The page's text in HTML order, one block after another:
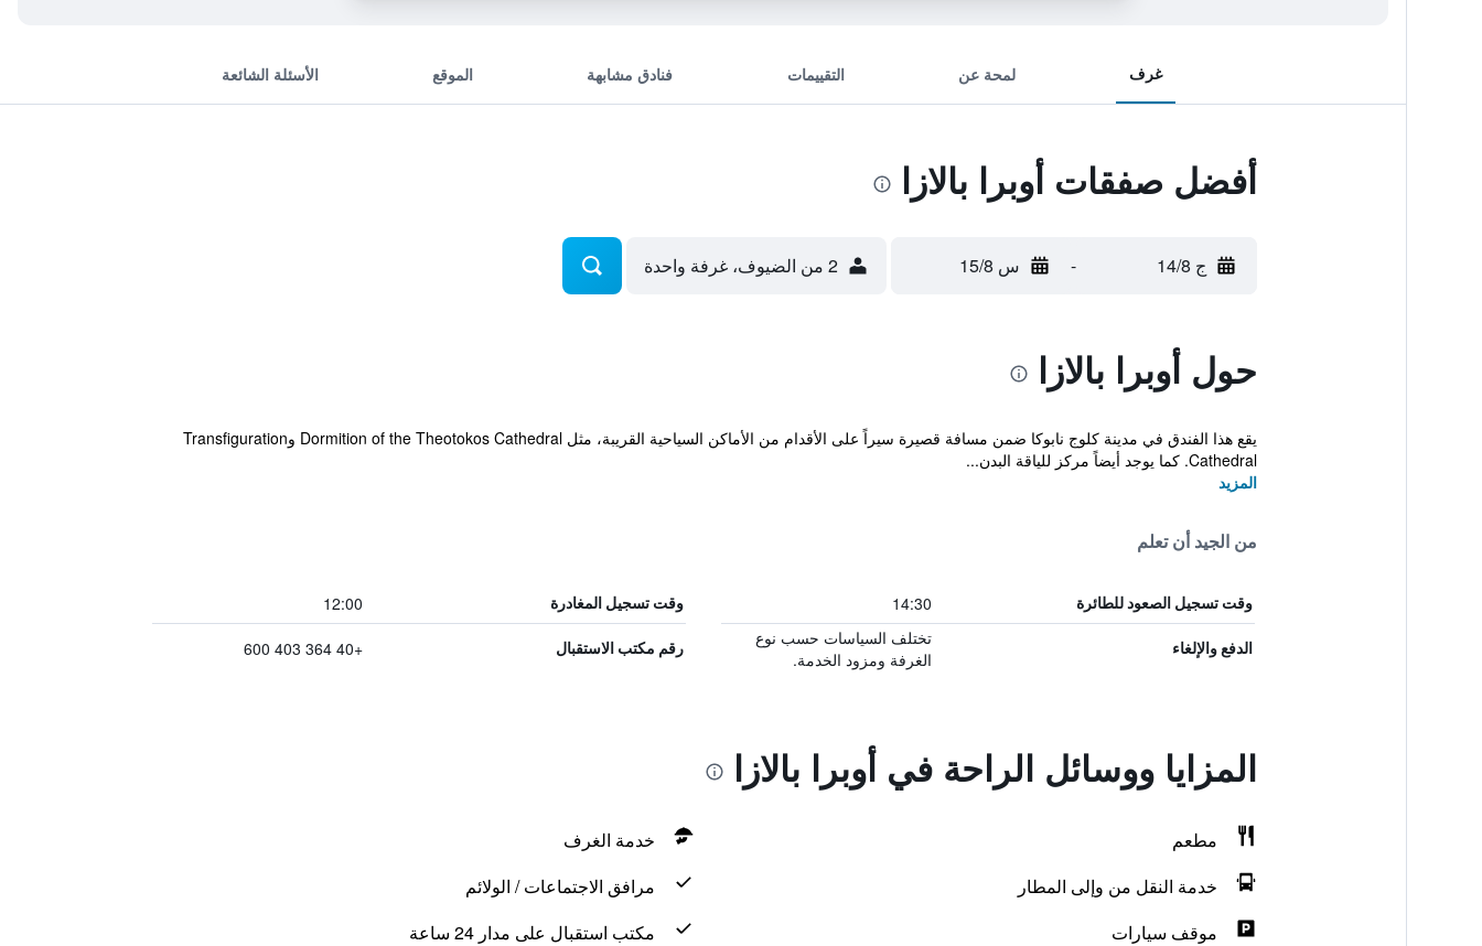
غرف لمحة عن التقييمات فنادق مشابهة الموقع الأسئلة الشائعة
أفضل صفقات أوبرا بالازا
ج 14/8 - س 15/8 2 من الضيوف، غرفة واحدة
حول أوبرا بالازا
يقع هذا الفندق في مدينة كلوج نابوكا ضمن مسافة قصيرة سيراً على الأقدام من الأماكن السياحية القريبة، مثل Dormition of the Theotokos Cathedral وTransfiguration
Cathedral. كما يوجد أيضاً مركز للياقة البدن...
المزيد
من الجيد أن تعلم
وقت تسجيل الصعود للطائرة 14:30 وقت تسجيل المغادرة 12:00
الدفع والإلغاء
تختلف السياسات حسب نوع
الغرفة ومزود الخدمة.
رقم مكتب الاستقبال +40 364 403 600
المزايا ووسائل الراحة في أوبرا بالازا
مطعم
خدمة الغرف
خدمة النقل من وإلى المطار
مرافق الاجتماعات / الولائم
موقف سيارات
مكتب استقبال على مدار 24 ساعة